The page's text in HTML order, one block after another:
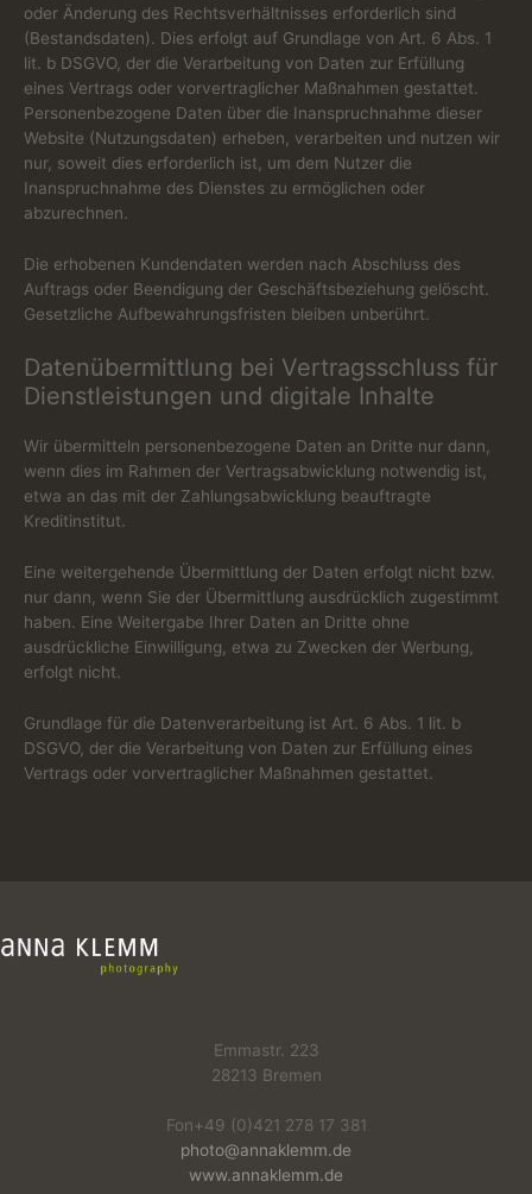
oder Änderung des Rechtsverhältnisses erforderlich sind
(Bestandsdaten). Dies erfolgt auf Grundlage von Art. 6 Abs. 1
lit. b DSGVO, der die Verarbeitung von Daten zur Erfüllung
eines Vertrags oder vorvertraglicher Maßnahmen gestattet.
Personenbezogene Daten über die Inanspruchnahme dieser
Website (Nutzungsdaten) erheben, verarbeiten und nutzen wir
nur, soweit dies erforderlich ist, um dem Nutzer die
Inanspruchnahme des Dienstes zu ermöglichen oder
abzurechnen.
Die erhobenen Kundendaten werden nach Abschluss des
Auftrags oder Beendigung der Geschäftsbeziehung gelöscht.
Gesetzliche Aufbewahrungsfristen bleiben unberührt.
Daten­übermittlung bei Vertragsschluss für
Dienstleistungen und digitale Inhalte
Wir übermitteln personenbezogene Daten an Dritte nur dann,
wenn dies im Rahmen der Vertragsabwicklung notwendig ist,
etwa an das mit der Zahlungsabwicklung beauftragte
Kreditinstitut.
Eine weitergehende Übermittlung der Daten erfolgt nicht bzw.
nur dann, wenn Sie der Übermittlung ausdrücklich zugestimmt
haben. Eine Weitergabe Ihrer Daten an Dritte ohne
ausdrückliche Einwilligung, etwa zu Zwecken der Werbung,
erfolgt nicht.
Grundlage für die Datenverarbeitung ist Art. 6 Abs. 1 lit. b
DSGVO, der die Verarbeitung von Daten zur Erfüllung eines
Vertrags oder vorvertraglicher Maßnahmen gestattet.
Emmastr. 223
28213 Bremen
Fon+49 (0)421 278 17 381
photo@annaklemm.de
www.annaklemm.de